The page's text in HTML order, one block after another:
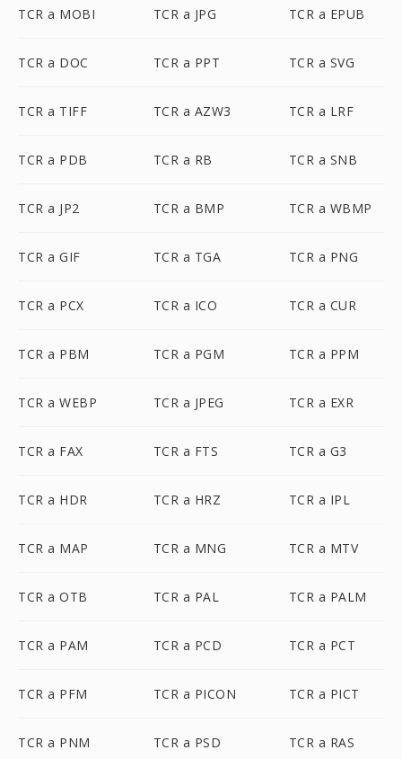
TCR a MOBI TCR a JPG TCR a EPUB
TCR a DOC TCR a PPT TCR a SVG
TCR a TIFF TCR a AZW3 TCR a LRF
TCR a PDB TCR a RB TCR a SNB
TCR a JP2 TCR a BMP TCR a WBMP
TCR a GIF TCR a TGA TCR a PNG
TCR a PCX TCR a ICO TCR a CUR
TCR a PBM TCR a PGM TCR a PPM
TCR a WEBP TCR a JPEG TCR a EXR
TCR a FAX TCR a FTS TCR a G3
TCR a HDR TCR a HRZ TCR a IPL
TCR a MAP TCR a MNG TCR a MTV
TCR a OTB TCR a PAL TCR a PALM
TCR a PAM TCR a PCD TCR a PCT
TCR a PFM TCR a PICON TCR a PICT
TCR a PNM TCR a PSD TCR a RAS